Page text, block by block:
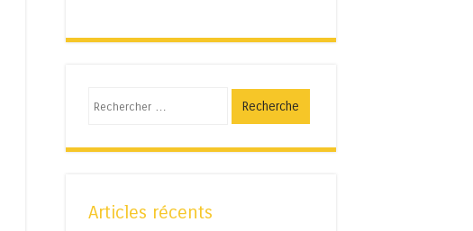
Articles récents